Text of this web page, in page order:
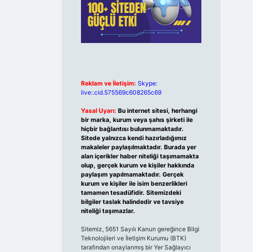
Reklam ve İletişim: Skype:
live:.cid.575569c608265c69
Yasal Uyarı: Bu internet sitesi, herhangi
bir marka, kurum veya şahıs şirketi ile
hiçbir bağlantısı bulunmamaktadır.
Sitede yalnızca kendi hazırladığımız
makaleler paylaşılmaktadır. Burada yer
alan içerikler haber niteliği taşımamakta
olup, gerçek kurum ve kişiler hakkında
paylaşım yapılmamaktadır. Gerçek
kurum ve kişiler ile isim benzerlikleri
tamamen tesadüfidir. Sitemizdeki
bilgiler taslak halindedir ve tavsiye
niteliği taşımazlar.
Sitemiz, 5651 Sayılı Kanun gereğince Bilgi
Teknolojileri ve İletişim Kurumu (BTK)
tarafından onaylanmış bir Yer Sağlayıcı